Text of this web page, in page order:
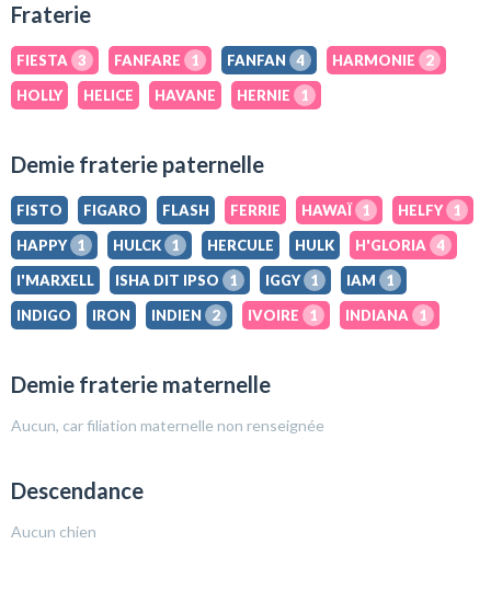
Fraterie
FIESTA 3 FANFARE 1 FANFAN 4 HARMONIE
2
HOLLY
HELICE HAVANE HERNIE 1
Demie fraterie paternelle
FISTO FIGARO FLASH FERRIE HAWAÏ 1 HELFY 1
HAPPY 1 HULCK 1 HERCULE HULK H'GLORIA 4
I'MARXELL
ISHA DIT IPSO 1 IGGY 1 IAM
1
INDIGO
IRON INDIEN 2 IVOIRE 1 INDIANA 1
Demie fraterie maternelle
Aucun, car filiation maternelle non renseignée
Descendance
Aucun chien